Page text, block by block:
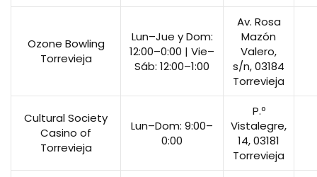
Ozone Bowling
Torrevieja
Lun–Jue y Dom:
12:00–0:00 | Vie–
Sáb: 12:00–1:00
Av. Rosa
Mazón
Valero,
s/n, 03184
Torrevieja
Cultural Society
Casino of
Torrevieja
Lun–Dom: 9:00–
0:00
P.º
Vistalegre,
14, 03181
Torrevieja